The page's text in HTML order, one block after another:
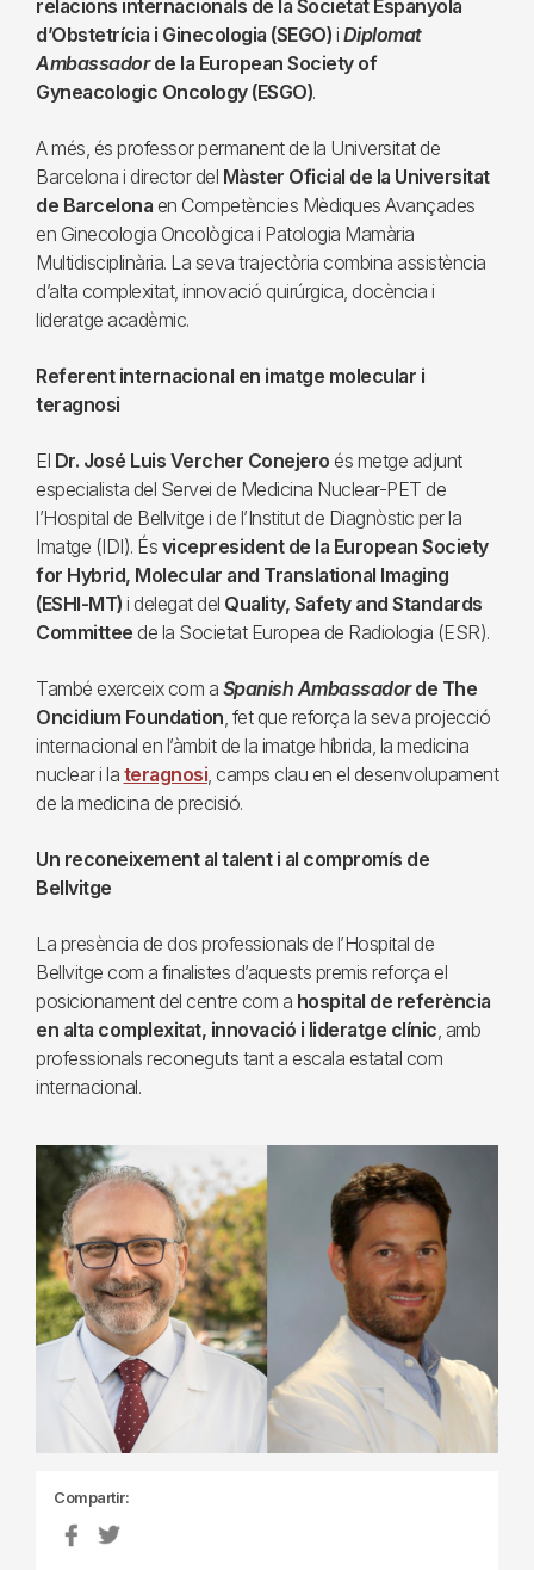
relacions internacionals de la Societat Espanyola
d’Obstetrícia i Ginecologia (SEGO) i Diplomat
Ambassadorde la European Society of
Gyneacologic Oncology (ESGO).
A més, és professor permanent de la Universitat de
Barcelona i director del Màster Oficial de la Universitat
de Barcelona en Competències Mèdiques Avançades
en Ginecologia Oncològica i Patologia Mamària
Multidisciplinària. La seva trajectòria combina assistència
d’alta complexitat, innovació quirúrgica, docència i
lideratge acadèmic.
Referent internacional en imatge molecular i
teragnosi
El Dr. José Luis Vercher Conejero és metge adjunt
especialista del Servei de Medicina Nuclear-PET de
l’Hospital de Bellvitge i de l’Institut de Diagnòstic per la
Imatge (IDI). És vicepresident de la European Society
for Hybrid, Molecular and Translational Imaging
(ESHI-MT) i delegat del Quality, Safety and Standards
Committee de la Societat Europea de Radiologia (ESR).
També exerceix com a Spanish Ambassadorde The
Oncidium Foundation, fet que reforça la seva projecció
internacional en l’àmbit de la imatge híbrida, la medicina
nuclear i la teragnosi, camps clau en el desenvolupament
de la medicina de precisió.
Un reconeixement al talent i al compromís de
Bellvitge
La presència de dos professionals de l’Hospital de
Bellvitge com a finalistes d’aquests premis reforça el
posicionament del centre com a hospital de referència
en alta complexitat, innovació i lideratge clínic, amb
professionals reconeguts tant a escala estatal com
internacional.
Compartir: